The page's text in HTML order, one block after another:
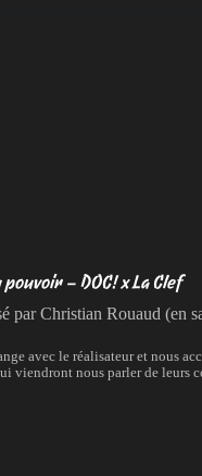
– DOC! x La Clef
par Christian Rouaud (en
avec le réalisateur et nous
viendront nous parler de leurs